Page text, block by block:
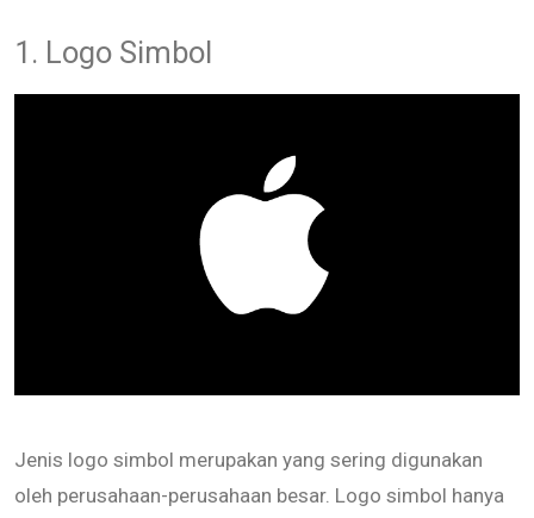
1. Logo Simbol
Jenis logo simbol merupakan yang sering digunakan
oleh perusahaan-perusahaan besar. Logo simbol hanya